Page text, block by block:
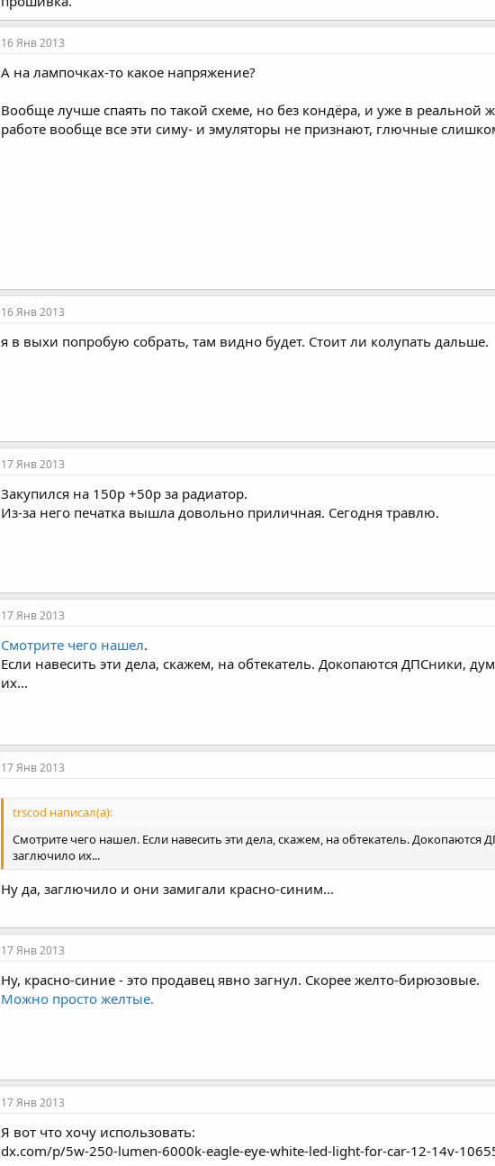
16 Янв 2013
А на лампочках-то какое напряжение?
Вообще лучше спаять по такой схеме, но без кондёра, и уже в реальной
работе вообще все эти симу- и эмуляторы не признают, глючные
16 Янв 2013
я в выхи попробую собрать, там видно будет. Стоит ли колупать дальше.
17 Янв 2013
Закупился на 150р +50р за радиатор.
Из-за него печатка вышла довольно приличная. Сегодня травлю.
17 Янв 2013
Смотрите чего нашел.
Если навесить эти дела, скажем, на обтекатель. Докопаются ДПСники,
их...
17 Янв 2013
trscod написал(а):
Смотрите чего нашел. Если навесить эти дела, скажем, на обтекатель.
заглючило их...
Ну да, заглючило и они замигали красно-синим...
17 Янв 2013
Ну, красно-синие - это продавец явно загнул. Скорее желто-бирюзовые.
Можно просто желтые.
17 Янв 2013
Я вот что хочу использовать:
dx.com/p/5w-250-lumen-6000k-eagle-eye-white-led-light-for-car-12-14v-